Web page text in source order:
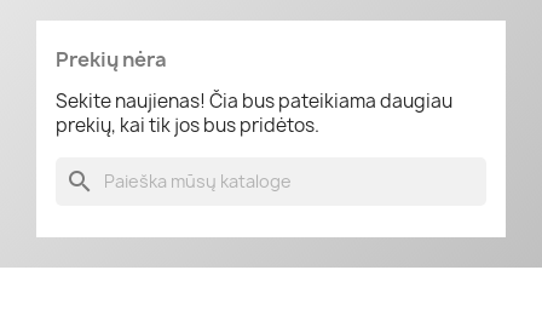
Prekių nėra
Sekite naujienas! Čia bus pateikiama daugiau
prekių, kai tik jos bus pridėtos.
search